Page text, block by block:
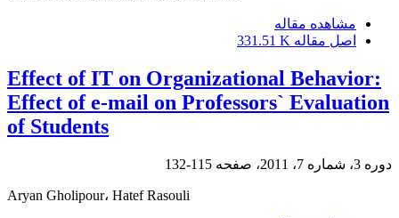
مشاهده مقاله
اصل مقاله 331.51 K
Effect of IT on Organizational Behavior:
Effect of e-mail on Professors` Evaluation
of Students
دوره 3، شماره 7، 2011، صفحه 115-132
Aryan Gholipour، Hatef Rasouli